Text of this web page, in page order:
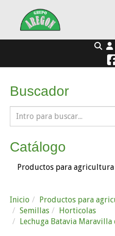
Buscador
Catálogo
Productos para
Inicio
Productos para
Semillas
Horticolas
Lechuga Batavia Maravilla